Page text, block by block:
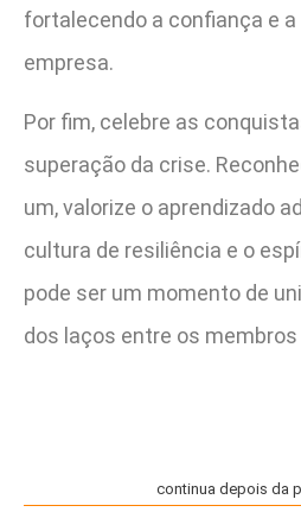
fortalecendo a confiança e
empresa.
Por fim, celebre as
superação da crise.
um, valorize o aprendizado
cultura de resiliência e o
pode ser um momento de
dos laços entre os
continua depois da